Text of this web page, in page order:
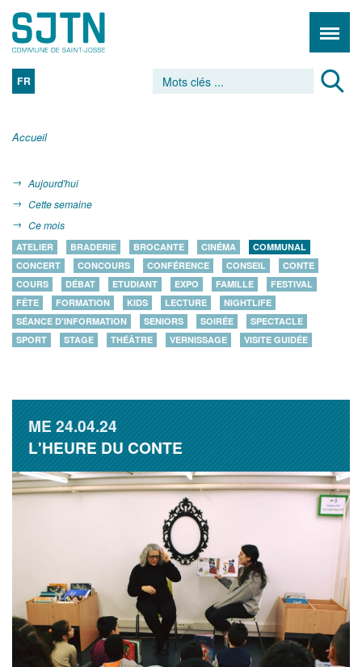
FR
Accueil
Aujourd'hui
Cette semaine
Ce mois
ATELIER BRADERIE BROCANTE CINÉMA
COMMUNAL
CONCERT
CONCOURS CONFÉRENCE CONSEIL
CONTE
COURS
DÉBAT ETUDIANT EXPO FAMILLE
FESTIVAL
FÊTE
FORMATION KIDS LECTURE
NIGHTLIFE
SÉANCE D'INFORMATION
SENIORS SOIRÉE
SPECTACLE
SPORT
STAGE THÉÂTRE VERNISSAGE VISITE GUIDÉE
ME24.04.24
L'HEURE DU CONTE